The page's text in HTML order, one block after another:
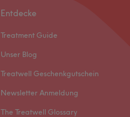
Entdecke
Treatment Guide
Unser Blog
Treatwell Geschenkgutschein
Newsletter Anmeldung
The Treatwell Glossary